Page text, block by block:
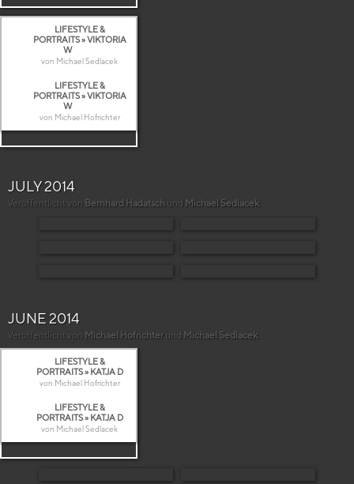
LIFESTYLE &
PORTRAITS » VIKTORIA
W
von Michael Sedlacek
LIFESTYLE &
PORTRAITS » VIKTORIA
W
von Michael Hofrichter
JULY 2014
Veröffentlicht von Bernhard Hadatsch und Michael Sedlacek
JUNE 2014
Veröffentlicht von Michael Hofrichterund Michael Sedlacek
LIFESTYLE &
PORTRAITS » KATJA D
von Michael Hofrichter
LIFESTYLE &
PORTRAITS » KATJA D
von Michael Sedlacek